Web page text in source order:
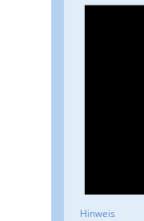
Hinweis